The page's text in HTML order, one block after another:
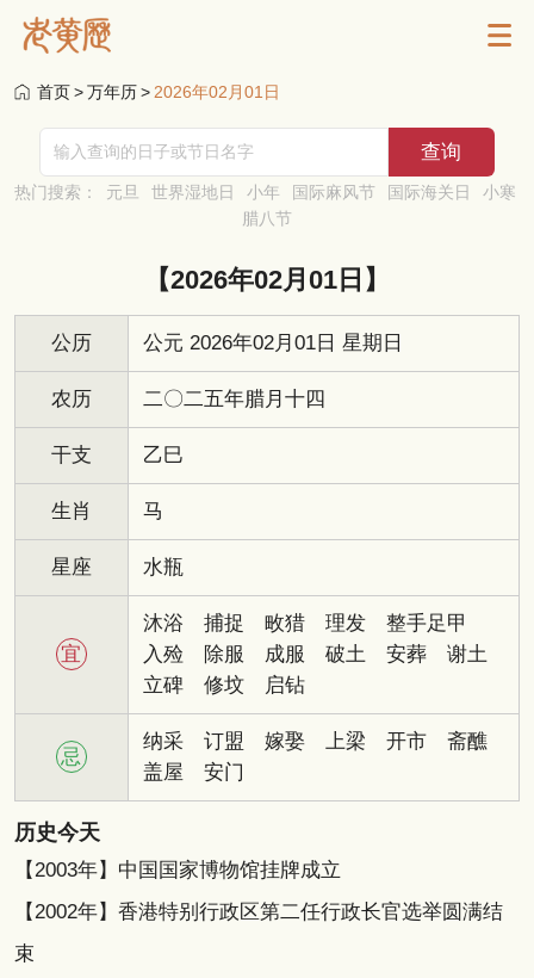
首页>万年历> 2026年02月01日
热门搜索： 元旦 世界湿地日 小年 国际麻风节 国际海关日
小寒
腊八节
【2026年02月01日】
公历 公元 2026年02月01日 星期日
农历 二〇二五年腊月十四
干支 乙巳
生肖 马
星座 水瓶
宜
沐浴 捕捉 畋猎 理发
整手足甲
入殓
除服 成服 破土 安葬
谢土
立碑
修坟 启钻
忌
纳采 订盟 嫁娶 上梁 开市
斋醮
盖屋
安门
历史今天
【2003年】中国国家博物馆挂牌成立
【2002年】香港特别行政区第二任行政长官选举圆满结
束